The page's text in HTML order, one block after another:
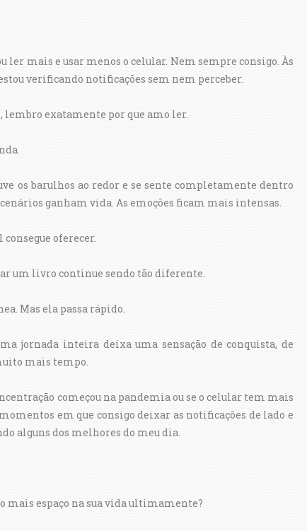
ler mais e usar menos o celular. Nem sempre consigo. Às
verificando notificações sem nem perceber.
lembro exatamente por que amo ler.
os barulhos ao redor e se sente completamente dentro
ganham vida. As emoções ficam mais intensas.
oferecer.
um livro continue sendo tão diferente.
Mas ela passa rápido.
jornada inteira deixa uma sensação de conquista, de
mais tempo.
começou na pandemia ou se o celular tem mais
em que consigo deixar as notificações de lado e
alguns dos melhores do meu dia.
mais espaço na sua vida ultimamente?